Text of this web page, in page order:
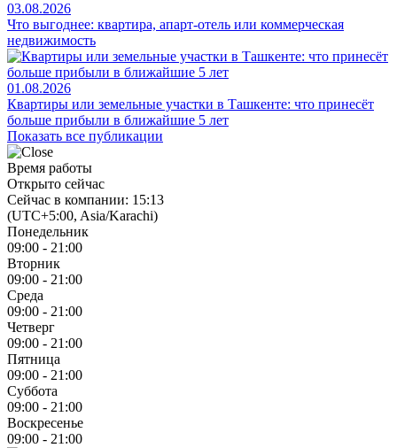
03.08.2026
Что выгоднее: квартира, апарт-отель или коммерческая
недвижимость
01.08.2026
Квартиры или земельные участки в Ташкенте: что принесёт
больше прибыли в ближайшие 5 лет
Показать все публикации
Время работы
Открыто сейчас
Сейчас в компании: 15:13
(UTC+5:00, Asia/Karachi)
Понедельник
09:00 - 21:00
Вторник
09:00 - 21:00
Среда
09:00 - 21:00
Четверг
09:00 - 21:00
Пятница
09:00 - 21:00
Суббота
09:00 - 21:00
Воскресенье
09:00 - 21:00